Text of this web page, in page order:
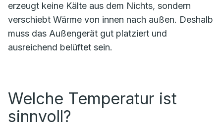
erzeugt keine Kälte aus dem Nichts, sondern
verschiebt Wärme von innen nach außen. Deshalb
muss das Außengerät gut platziert und
ausreichend belüftet sein.
Welche Temperatur ist
sinnvoll?